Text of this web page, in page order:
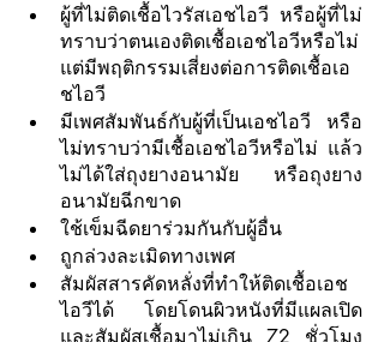
ผู้ที่ไม่ติดเชื้อไวรัสเอชไอวี หรือผู้ที่ไม่
ทราบว่าตนเองติดเชื้อเอชไอวีหรือไม่
แต่มีพฤติกรรมเสี่ยงต่อการติดเชื้อเอ
ชไอวี
มีเพศสัมพันธ์กับผู้ที่เป็นเอชไอวี หรือ
ไม่ทราบว่ามีเชื้อเอชไอวีหรือไม่ แล้ว
ไม่ได้ใส่ถุงยางอนามัย หรือถุงยาง
อนามัยฉีกขาด
ใช้เข็มฉีดยาร่วมกันกับผู้อื่น
ถูกล่วงละเมิดทางเพศ
สัมผัสสารคัดหลั่งที่ทำให้ติดเชื้อเอช
ไอวีได้ โดยโดนผิวหนังที่มีแผลเปิด
และสัมผัสเชื้อมาไม่เกิน 72 ชั่วโมง